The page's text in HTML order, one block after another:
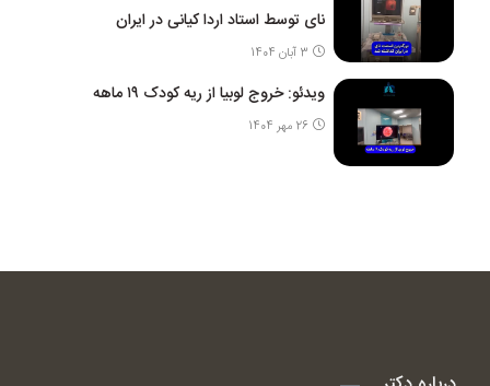
نای توسط استاد اردا کیانی در ایران
3 آبان 1404
ویدئو: خروج لوبیا از ریه کودک ۱۹ ماهه
26 مهر 1404